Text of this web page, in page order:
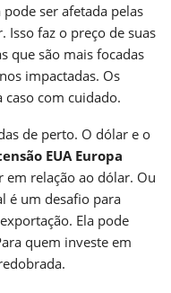
ser afetada pelas
faz o preço de suas
que são mais focadas
impactadas. Os
caso com cuidado.
de perto. O dólar e o
EUA Europa
relação ao dólar. Ou
é um desafio para
Ela pode
quem investe em